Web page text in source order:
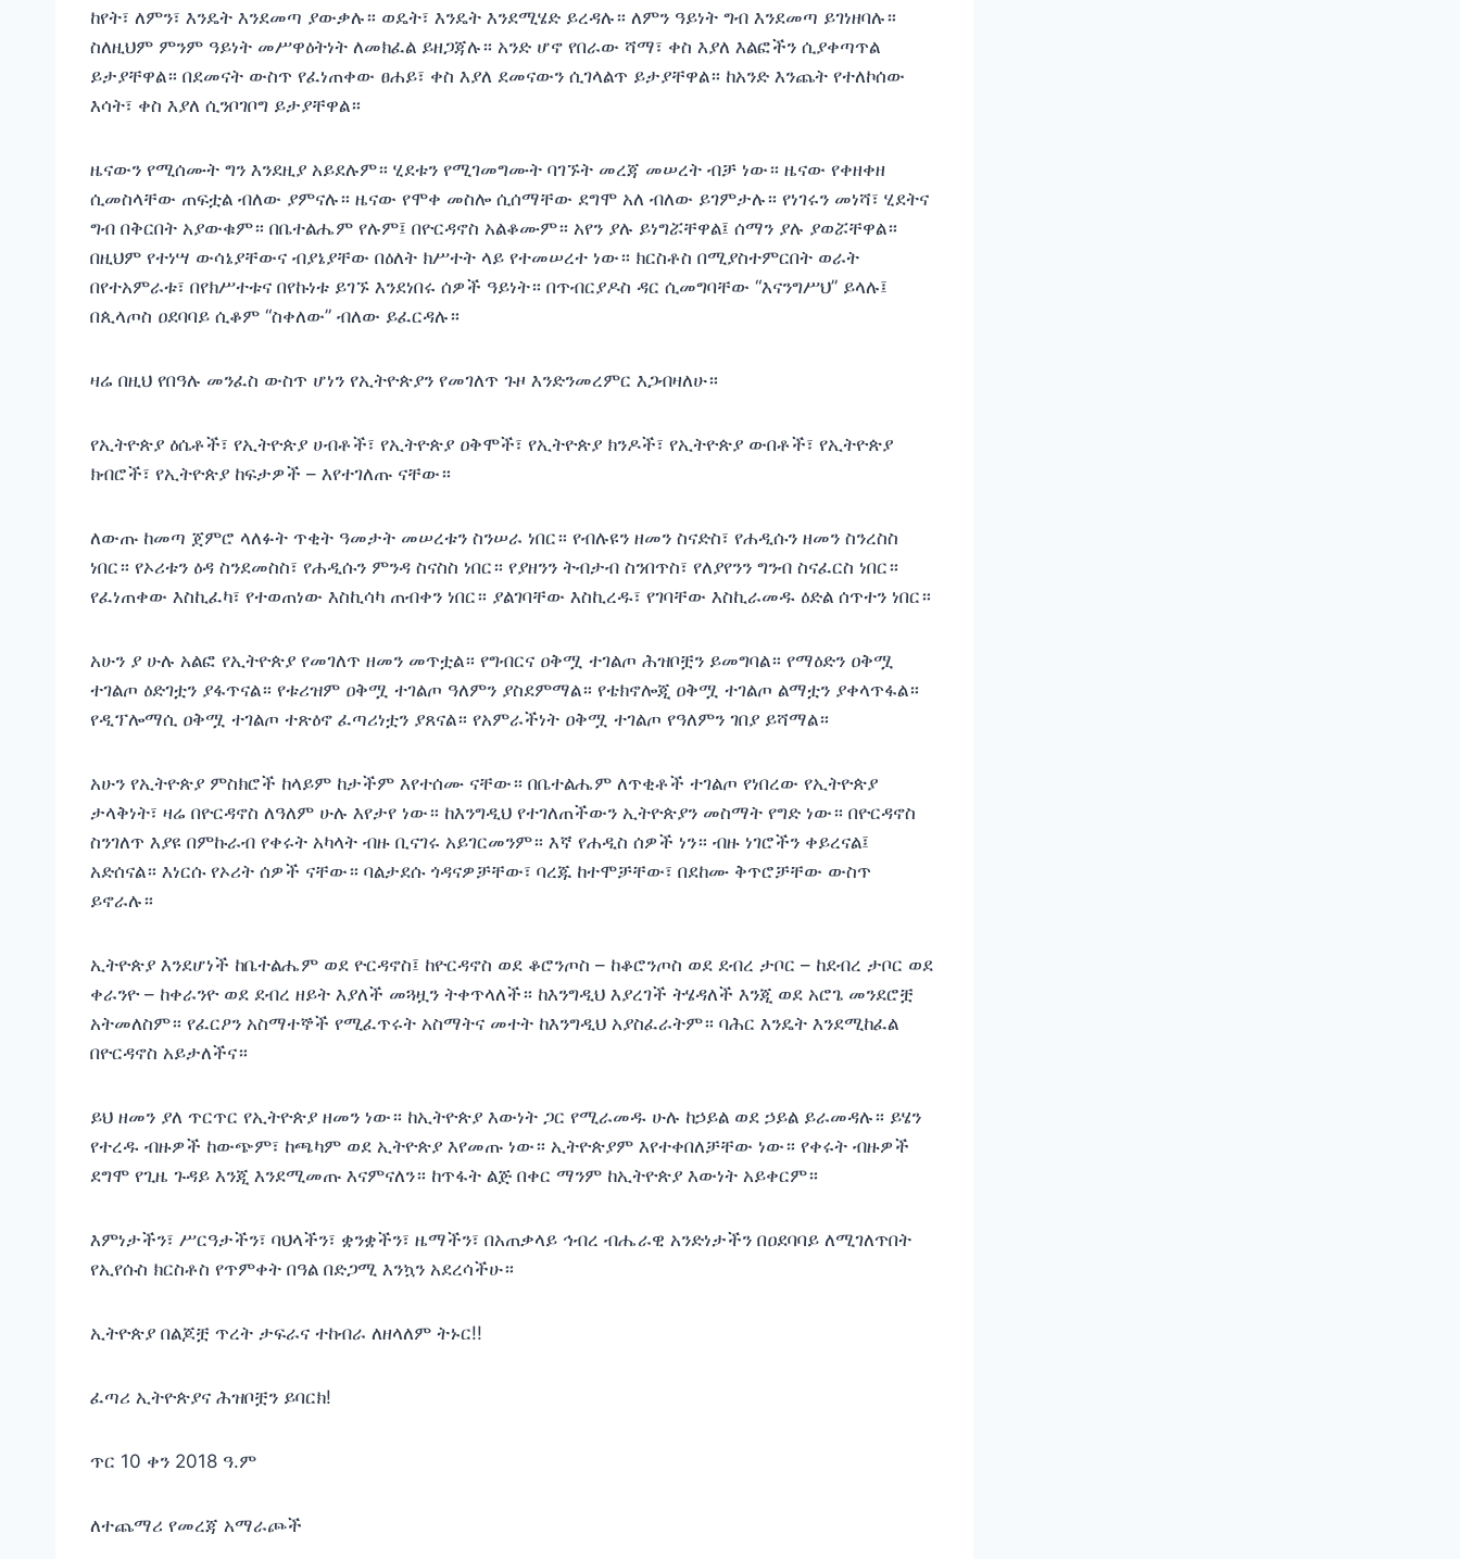
ከየት፣ ለምን፣ እንዴት እንደመጣ ያውቃሉ። ወዴት፣ እንዴት እንደሚሄድ ይረዳሉ። ለምን ዓይነት ግብ እንደመጣ ይገነዘባሉ።
ስለዚህም ምንም ዓይነት መሥዋዕትነት ለመክፈል ይዘጋጃሉ። አንድ ሆኖ የበራው ሻማ፣ ቀስ እያለ እልፎችን ሲያቀጣጥል
ይታያቸዋል። በደመናት ውስጥ የፈነጠቀው ፀሐይ፣ ቀስ እያለ ደመናውን ሲገላልጥ ይታያቸዋል። ከአንድ እንጨት የተለኮሰው
እሳት፣ ቀስ እያለ ሲንቦገቦግ ይታያቸዋል።
ዜናውን የሚሰሙት ግን እንደዚያ አይደሉም። ሂደቱን የሚገመግሙት ባገኙት መረጃ መሠረት ብቻ ነው። ዜናው የቀዘቀዘ
ሲመስላቸው ጠፍቷል ብለው ያምናሉ። ዜናው የሞቀ መስሎ ሲሰማቸው ደግሞ አለ ብለው ይገምታሉ። የነገሩን መነሻ፣ ሂደትና
ግብ በቅርበት አያውቁም። በቤተልሔም የሉም፤ በዮርዳኖስ አልቆሙም። አየን ያሉ ይነግሯቸዋል፤ ሰማን ያሉ ያወሯቸዋል።
በዚህም የተነሣ ውሳኔያቸውና ብያኔያቸው በዕለት ክሥተት ላይ የተመሠረተ ነው። ክርስቶስ በሚያስተምርበት ወራት
በየተአምራቱ፣ በየክሥተቱና በየኩነቱ ይገኙ እንደነበሩ ሰዎች ዓይነት። በጥብርያዶስ ዳር ሲመግባቸው “እናንግሥህ” ይላሉ፤
በጲላጦስ ዐደባባይ ሲቆም “ስቀለው” ብለው ይፈርዳሉ።
ዛሬ በዚህ የበዓሉ መንፈስ ውስጥ ሆነን የኢትዮጵያን የመገለጥ ጉዞ እንድንመረምር እጋብዛለሁ።
የኢትዮጵያ ዕሴቶች፣ የኢትዮጵያ ሀብቶች፣ የኢትዮጵያ ዐቅሞች፣ የኢትዮጵያ ክንዶች፣ የኢትዮጵያ ውበቶች፣ የኢትዮጵያ
ክብሮች፣ የኢትዮጵያ ከፍታዎች – እየተገለጡ ናቸው።
ለውጡ ከመጣ ጀምሮ ላለፉት ጥቂት ዓመታት መሠረቱን ስንሠራ ነበር። የብሉዩን ዘመን ስናድስ፣ የሐዲሱን ዘመን ስንረስስ
ነበር። የኦሪቱን ዕዳ ስንደመስስ፣ የሐዲሱን ምንዳ ስናስስ ነበር። የያዘንን ትብታብ ስንበጥስ፣ የለያየንን ግንብ ስናፈርስ ነበር።
የፈነጠቀው እስኪፈካ፣ የተወጠነው እስኪሳካ ጠብቀን ነበር። ያልገባቸው እስኪረዱ፣ የገባቸው እስኪራመዱ ዕድል ሰጥተን ነበር።
አሁን ያ ሁሉ አልፎ የኢትዮጵያ የመገለጥ ዘመን መጥቷል። የግብርና ዐቅሟ ተገልጦ ሕዝቦቿን ይመግባል። የማዕድን ዐቅሟ
ተገልጦ ዕድገቷን ያፋጥናል። የቱሪዝም ዐቅሟ ተገልጦ ዓለምን ያስደምማል። የቴክኖሎጂ ዐቅሟ ተገልጦ ልማቷን ያቀላጥፋል።
የዲፕሎማሲ ዐቅሟ ተገልጦ ተጽዕኖ ፈጣሪነቷን ያጸናል። የአምራችነት ዐቅሟ ተገልጦ የዓለምን ገበያ ይሻማል።
አሁን የኢትዮጵያ ምስክሮች ከላይም ከታችም እየተሰሙ ናቸው። በቤተልሔም ለጥቂቶች ተገልጦ የነበረው የኢትዮጵያ
ታላቅነት፣ ዛሬ በዮርዳኖስ ለዓለም ሁሉ እየታየ ነው። ከእንግዲህ የተገለጠችውን ኢትዮጵያን መስማት የግድ ነው። በዮርዳኖስ
ስንገለጥ እያዩ በምኩራብ የቀሩት አካላት ብዙ ቢናገሩ አይገርመንም። እኛ የሐዲስ ሰዎች ነን። ብዙ ነገሮችን ቀይረናል፤
አድሰናል። እነርሱ የኦሪት ሰዎች ናቸው። ባልታደሱ ጎዳናዎቻቸው፣ ባረጁ ከተሞቻቸው፣ በደከሙ ቅጥሮቻቸው ውስጥ
ይኖራሉ።
ኢትዮጵያ እንደሆነች ከቤተልሔም ወደ ዮርዳኖስ፤ ከዮርዳኖስ ወደ ቆሮንጦስ – ከቆሮንጦስ ወደ ደብረ ታቦር – ከደብረ ታቦር ወደ
ቀራንዮ – ከቀራንዮ ወደ ደብረ ዘይት እያለች መጓዟን ትቀጥላለች። ከእንግዲህ እያረገች ትሄዳለች እንጂ ወደ አሮጌ መንደሮቿ
አትመለስም። የፈርዖን አስማተኞች የሚፈጥሩት አስማትና መተት ከእንግዲህ አያስፈራትም። ባሕር እንዴት እንደሚከፈል
በዮርዳኖስ አይታለችና።
ይህ ዘመን ያለ ጥርጥር የኢትዮጵያ ዘመን ነው። ከኢትዮጵያ እውነት ጋር የሚራመዱ ሁሉ ከኃይል ወደ ኃይል ይራመዳሉ። ይሄን
የተረዱ ብዙዎች ከውጭም፣ ከጫካም ወደ ኢትዮጵያ እየመጡ ነው። ኢትዮጵያም እየተቀበለቻቸው ነው። የቀሩት ብዙዎች
ደግሞ የጊዜ ጉዳይ እንጂ እንደሚመጡ እናምናለን። ከጥፋት ልጅ በቀር ማንም ከኢትዮጵያ እውነት አይቀርም።
እምነታችን፣ ሥርዓታችን፣ ባህላችን፣ ቋንቋችን፣ ዜማችን፣ በአጠቃላይ ኅብረ ብሔራዊ አንድነታችን በዐደባባይ ለሚገለጥበት
የኢየሱስ ክርስቶስ የጥምቀት በዓል በድጋሚ እንኳን አደረሳችሁ።
ኢትዮጵያ በልጆቿ ጥረት ታፍራና ተከብራ ለዘላለም ትኑር!!
ፈጣሪ ኢትዮጵያና ሕዝቦቿን ይባርክ!
ጥር 10 ቀን 2018 ዓ.ም
ለተጨማሪ የመረጃ አማራጮች